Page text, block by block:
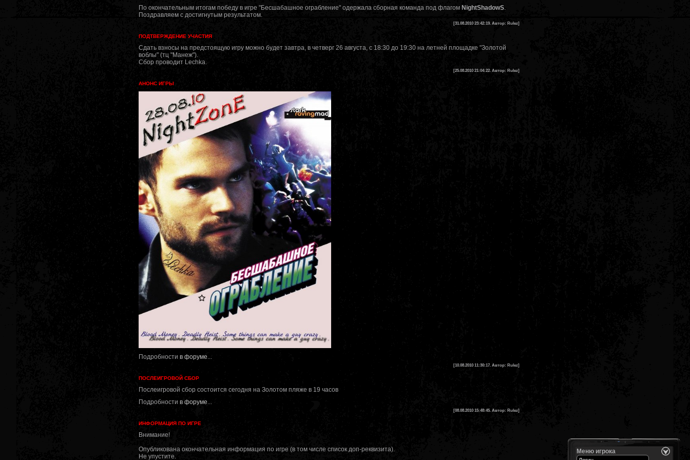
По окончательным итогам победу в игре "Бесшабашное ограбление" одержала сборная команда под флагом NightShadowS.
Поздравляем с достигнутым результатом.
[31.08.2010 23:42:19. Автор: Rulez]
ПОДТВЕРЖДЕНИЕ УЧАСТИЯ
Сдать взносы на предстоящую игру можно будет завтра, в четверг 26 августа, с 18:30 до 19:30 на летней площадке "Золотой
воблы" (тц "Манеж").
Сбор проводит Lechka.
[25.08.2010 21:04:22. Автор: Rulez]
АНОНС ИГРЫ
Подробности в форуме...
[10.08.2010 11:30:17. Автор: Rulez]
ПОСЛЕИГРОВОЙ СБОР
Послеигровой сбор состоится сегодня на Золотом пляже в 19 часов
Подробности в форуме...
[08.08.2010 15:48:45. Автор: Rulez]
ИНФОРМАЦИЯ ПО ИГРЕ
Внимание!
Опубликована окончательная информация по игре (в том числе список доп-реквизита).
Не упустите.
Меню игрока